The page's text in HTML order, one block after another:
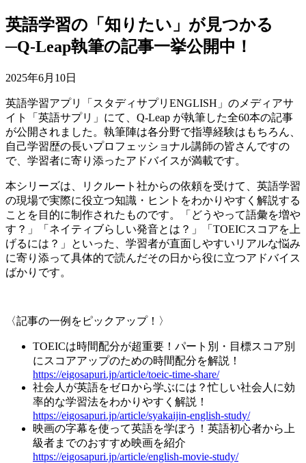
英語学習の「知りたい」が見つかる
─Q-Leap執筆の記事一挙公開中！
2025年6月10日
英語学習アプリ「スタディサプリENGLISH」のメディアサ
イト「英語サプリ」にて、Q-Leap が執筆した全60本の記事
が公開されました。執筆陣は各分野で指導経験はもちろん、
自己学習歴の長いプロフェッショナル講師の皆さんですの
で、学習者に寄り添ったアドバイスが満載です。
本シリーズは、リクルート社からの依頼を受けて、英語学習
の現場で実際に役立つ知識・ヒントをわかりやすく解説する
ことを目的に制作されたものです。「どうやって語彙を増や
す？」「ネイティブらしい発音とは？」「TOEICスコアを上
げるには？」といった、学習者が直面しやすいリアルな悩み
に寄り添って具体的で読んだその日から役に立つアドバイス
ばかりです。
〈記事の一例をピックアップ！〉
TOEICは時間配分が超重要！パート別・目標スコア別
にスコアアップのための時間配分を解説！
https://eigosapuri.jp/article/toeic-time-share/
社会人が英語をゼロから学ぶには？忙しい社会人に効
率的な学習法をわかりやすく解説！
https://eigosapuri.jp/article/syakaijin-english-study/
映画の字幕を使って英語を学ぼう！英語初心者から上
級者までのおすすめ映画を紹介
https://eigosapuri.jp/article/english-movie-study/